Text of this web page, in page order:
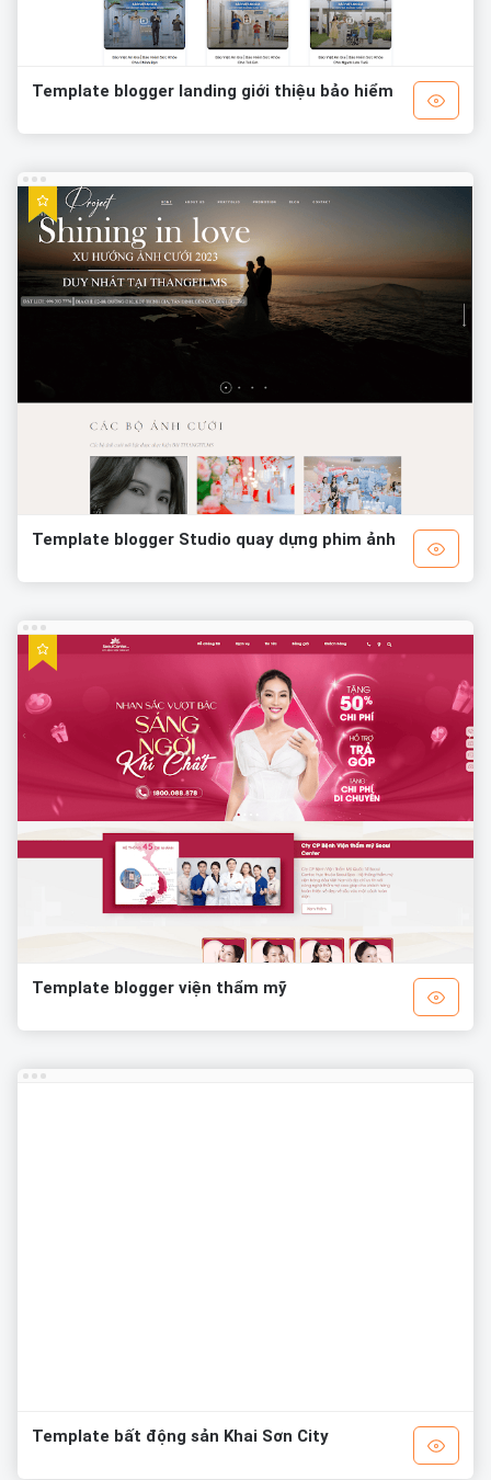
Template blogger landing giới thiệu bảo hiểm
Template blogger Studio quay dựng phim ảnh
Template blogger viện thẩm mỹ
Template bất động sản Khai Sơn City